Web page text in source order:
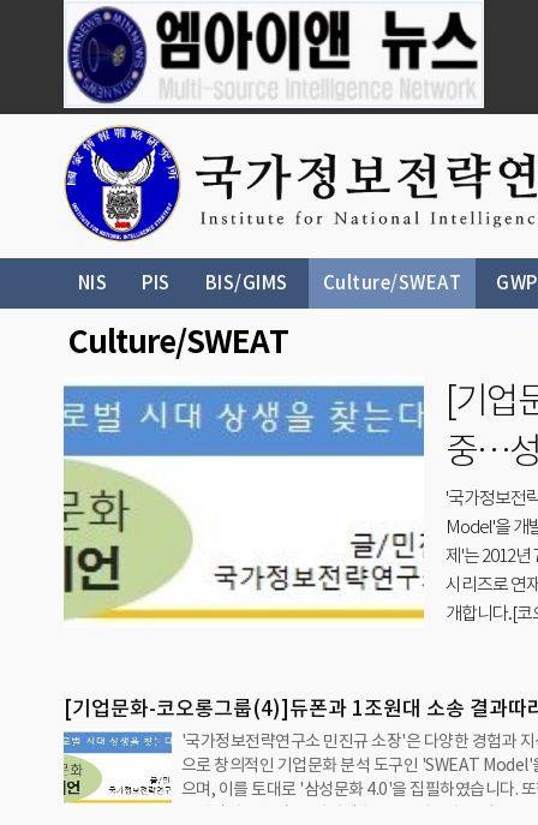
NIS PIS BIS/GIMS Culture/SWEAT GWP
Culture/SWEAT
[기업
라 그
'국가정보전
Model'을 개
제'는 2012년
시리즈로 연
개합니다.[코
[기업문화-코오롱그룹(4)]듀폰과 1조원대 소송 결과따
미래 달려[국가정보전략연구소]
'국가정보전략연구소 민진규 소장'은 다양한 경험과
으로 창의적인 기업문화 분석 도구인 'SWEAT Model'
으며, 이를 토대로 '삼성문화 4.0'을 집필하였습니다.
보전략연구소'와 '그린경제'는 2012년 7월 11일 수요